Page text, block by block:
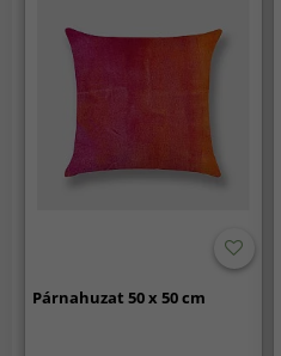
Párnahuzat 50 x 50 cm